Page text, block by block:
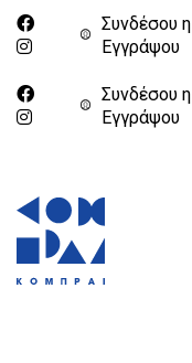
Συνδέσου η
Eγγράψου
Συνδέσου η
Eγγράψου